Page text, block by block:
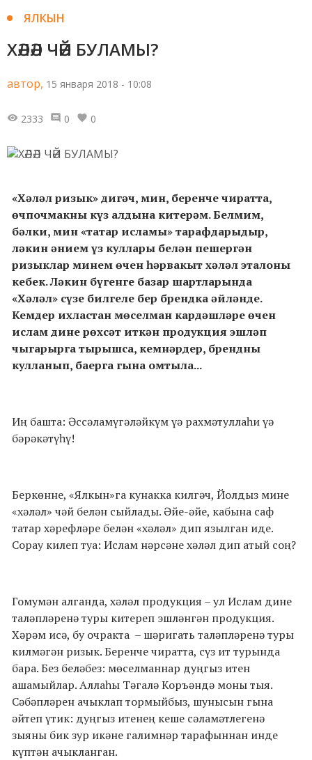
ЯЛКЫН
ХӘЛӘЛ ЧӘЙ БУЛАМЫ?
автор, 15 января 2018 - 10:08
2333 0 0
«Хәләл ризык» дигәч, мин, беренче чиратта,
өчпочмакны күз алдына китерәм. Белмим,
бәлки, мин «татар исламы» тарафдарыдыр,
ләкин әнием үз куллары белән пешергән
ризыклар минем өчен һәрвакыт хәләл эталоны
кебек. Ләкин бүгенге базар шартларында
«Хәләл» сүзе билгеле бер брендка әйләнде.
Кемдер ихластан мөселман кардәшләре өчен
ислам дине рөхсәт иткән продукция эшләп
чыгарырга тырышса, кемнәрдер, брендны
кулланып, баерга гына омтыла...
Иң башта: Әссәламүгәләйкүм үә рахмәтуллаһи үә
бәрәкәтүһү!
Беркөнне, «Ялкын»га кунакка килгәч, Йолдыз мине
«хәләл» чәй белән сыйлады. Әйе-әйе, кабына саф
татар хәрефләре белән «хәләл» дип язылган иде.
Сорау килеп туа: Ислам нәрсәне хәләл дип атый соң?
Гомумән алганда, хәләл продукция – ул Ислам дине
таләпләренә туры китереп эшләнгән продукция.
Хәрәм исә, бу очракта – шәригать таләпләренә туры
килмәгән ризык. Беренче чиратта, сүз ит турында
бара. Без беләбез: мөселманнар дуңгыз итен
ашамыйлар. Аллаһы Тәгалә Коръәндә моны тыя.
Сәбәпләрен ачыклап тормыйбыз, шунысын гына
әйтеп үтик: дуңгыз итенең кеше сәламәтлегенә
зыяны бик зур икәне галимнәр тарафыннан инде
күптән ачыкланган.